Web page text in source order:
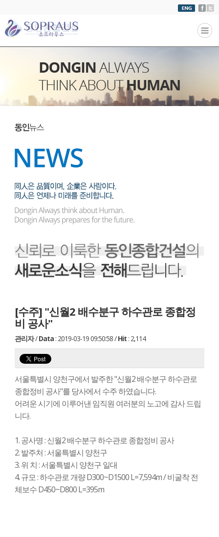
[수주] "신월2 배수분구 하수관로 종합정
비 공사"
관리자/Data : 2019-03-19 09:50:58/Hit : 2,114
서울특별시 양천구에서 발주한 "신월2 배수분구 하수관로
종합정비 공사"를 당사에서 수주 하였습니다.
어려운 시기에 이루어낸 임직원 여러분의 노고에 감사 드립
니다.
1. 공사명 : 신월2 배수분구 하수관로 종합정비 공사
2. 발주처 : 서울특별시 양천구
3. 위 치 : 서울특별시 양천구 일대
4. 규모 : 하수관로 개량 D300~D1500 L=7,594m / 비굴착 전
체보수 D450~D800 L=395m